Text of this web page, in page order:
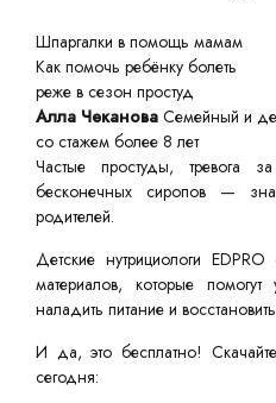
Шпаргалки в помощь мамам
Как помочь ребёнку болеть
реже в сезон простуд
Алла Чеканова Семейный и
со стажем более 8 лет
Частые простуды, тревога
бесконечных сиропов —
родителей.
Детские нутрициологи
материалов, которые помогут
наладить питание и
И да, это бесплатно!
сегодня: